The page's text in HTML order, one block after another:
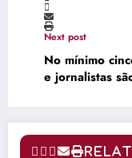
Next post
No mínimo
e jornalistas